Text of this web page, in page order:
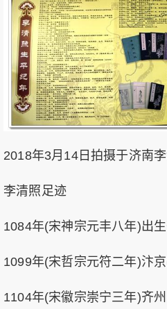
2018年3月14日拍摄于济南
李清照足迹
1084年(宋神宗元丰八年)出
1099年(宋哲宗元符二年)汴
1104年(宋徽宗崇宁三年)齐州